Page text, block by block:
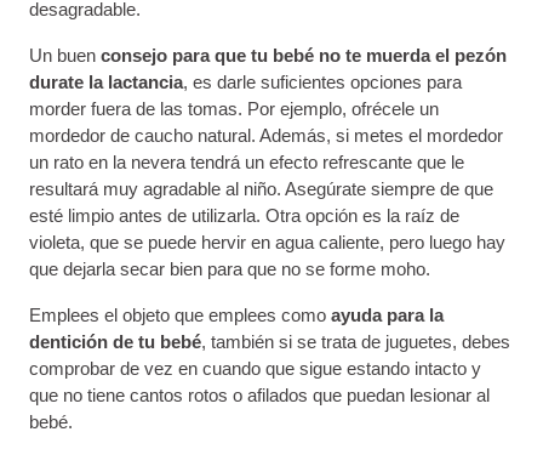
desagradable.
Un buen consejo para que tu bebé no te muerda el pezón
durate la lactancia, es darle suficientes opciones para
morder fuera de las tomas. Por ejemplo, ofrécele un
mordedor de caucho natural. Además, si metes el mordedor
un rato en la nevera tendrá un efecto refrescante que le
resultará muy agradable al niño. Asegúrate siempre de que
esté limpio antes de utilizarla. Otra opción es la raíz de
violeta, que se puede hervir en agua caliente, pero luego hay
que dejarla secar bien para que no se forme moho.
Emplees el objeto que emplees como ayuda para la
dentición de tu bebé, también si se trata de juguetes, debes
comprobar de vez en cuando que sigue estando intacto y
que no tiene cantos rotos o afilados que puedan lesionar al
bebé.